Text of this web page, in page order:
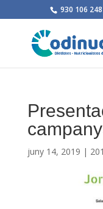
930 106 248
juny 14, 2019 |